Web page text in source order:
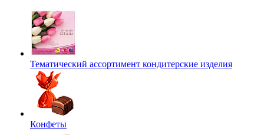
Тематический ассортимент кондитерские изделия
Конфеты